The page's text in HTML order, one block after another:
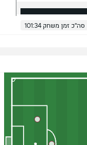
סה"כ זמן משחק 101:34